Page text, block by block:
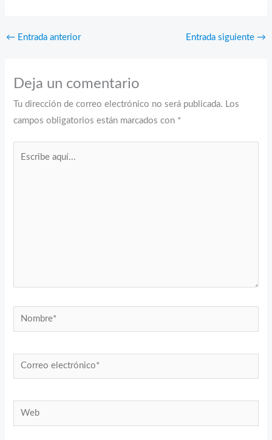
← Entrada anterior Entrada siguiente →
Deja un comentario
Tu dirección de correo electrónico no será publicada. Los
campos obligatorios están marcados con *
Nombre*
Correo
electrónico*
Web